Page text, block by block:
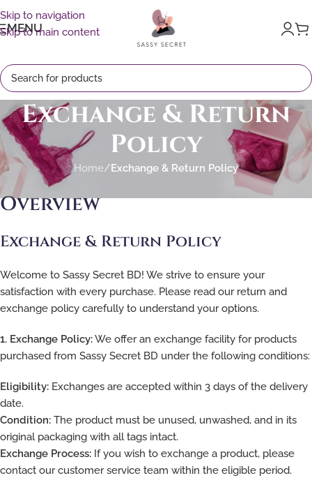
Skip to navigation
Skip to main content
MENU
Exchange & Return
Policy
Home/Exchange & Return Policy
Overview
Exchange & Return Policy
Welcome to Sassy Secret BD! We strive to ensure your
satisfaction with every purchase. Please read our return and
exchange policy carefully to understand your options.
1. Exchange Policy:We offer an exchange facility for products
purchased from Sassy Secret BD under the following conditions:
Eligibility: Exchanges are accepted within 3 days of the delivery
date.
Condition: The product must be unused, unwashed, and in its
original packaging with all tags intact.
Exchange Process: If you wish to exchange a product, please
contact our customer service team within the eligible period.